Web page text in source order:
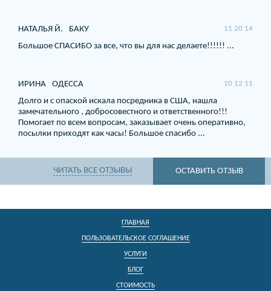
НАТАЛЬЯ Й. БАКУ 11 20 14
Большое СПАСИБО за все, что вы для нас делаете!!!!!! ...
ИРИНА ОДЕССА 10 12 11
Долго и с опаской искала посредника в США, нашла
замечательного , добросовестного и ответственного!!!
Помогает по всем вопросам, заказывает очень оперативно,
посылки приходят как часы! Большое спасибо ...
ЧИТАТЬ ВСЕ ОТЗЫВЫ ОСТАВИТЬ ОТЗЫВ
ГЛАВНАЯ
ПОЛЬЗОВАТЕЛЬСКОЕ СОГЛАШЕНИЕ
УСЛУГИ
БЛОГ
СТОИМОСТЬ